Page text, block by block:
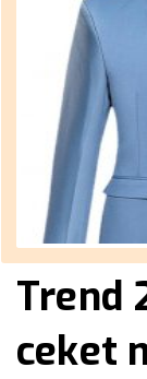
Trend
ceket